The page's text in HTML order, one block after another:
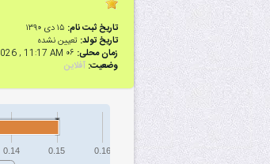
تاریخ ثبت نام: ۱۵ دى ۱۳۹۰
تاریخ تولد: تعیین نشده
زمان محلی: ۰۶ August 2026 , 11:17 AM
وضعیت: آفلاین
0.14 0.15 0.16